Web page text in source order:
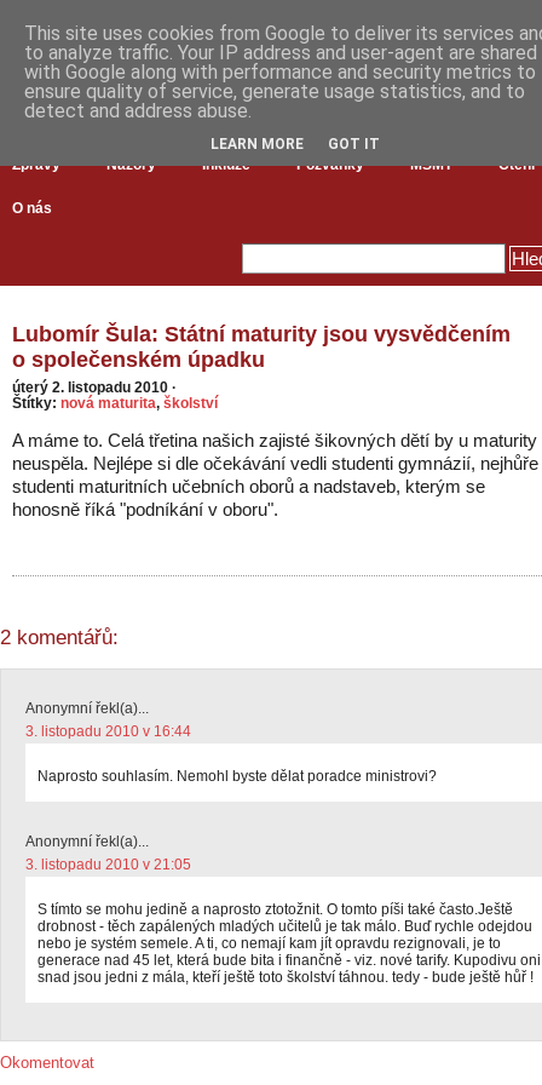
Zprávy Názory Inkluze Pozvánky MŠMT Čtení
O nás
Lubomír Šula: Státní maturity jsou vysvědčením
o společenském úpadku
úterý 2. listopadu 2010 ·
Štítky: nová maturita, školství
A máme to. Celá třetina našich zajisté šikovných dětí by u maturity
neuspěla. Nejlépe si dle očekávání vedli studenti gymnázií, nejhůře
studenti maturitních učebních oborů a nadstaveb, kterým se
honosně říká "podníkání v oboru".
2 komentářů:
Anonymní řekl(a)...
3. listopadu 2010 v 16:44
Naprosto souhlasím. Nemohl byste dělat poradce ministrovi?
Anonymní řekl(a)...
3. listopadu 2010 v 21:05
S tímto se mohu jedině a naprosto ztotožnit. O tomto píši také často.Ještě
drobnost - těch zapálených mladých učitelů je tak málo. Buď rychle odejdou
nebo je systém semele. A ti, co nemají kam jít opravdu rezignovali, je to
generace nad 45 let, která bude bita i finančně - viz. nové tarify. Kupodivu oni
snad jsou jedni z mála, kteří ještě toto školství táhnou. tedy - bude ještě hůř !
Okomentovat
This site uses cookies from Google to deliver its services
to analyze traffic. Your IP address and user-agent are shared
with Google along with performance and security metrics to
ensure quality of service, generate usage statistics, and to
detect and address abuse.
LEARN MORE GOT IT